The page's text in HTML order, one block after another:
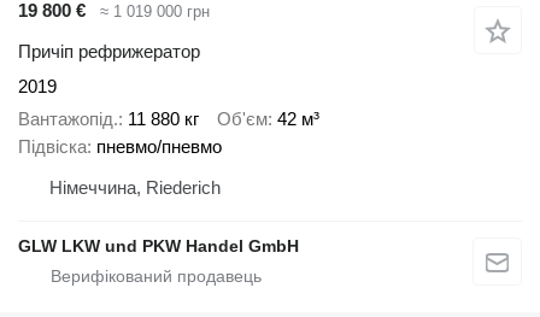
19 800 € ≈ 1 019 000 грн
Причіп рефрижератор
2019
Вантажопід. 11 880 кг Об'єм 42 м³
Підвіска пневмо/пневмо
Німеччина, Riederich
GLW LKW und PKW Handel GmbH